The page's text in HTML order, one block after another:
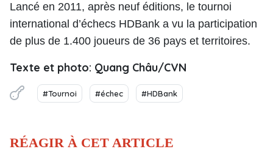
Lancé en 2011, après neuf éditions, le tournoi
international d’échecs HDBank a vu la participation
de plus de 1.400 joueurs de 36 pays et territoires.
Texte et photo: Quang Châu/CVN
#Tournoi #échec #HDBank